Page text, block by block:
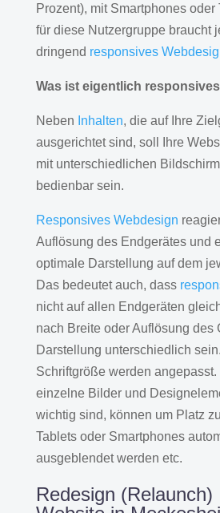
Prozent), mit Smartphones oder
für diese Nutzergruppe braucht
dringend responsives
Was ist eigentlich
Neben Inhalten, die auf Ihre
ausgerichtet sind, soll Ihre
mit unterschiedlichen
bedienbar sein.
Responsives Webdesign
Auflösung des Endgerätes und
optimale Darstellung auf dem
Das bedeutet auch, dass
nicht auf allen Endgeräten
nach Breite oder Auflösung des
Darstellung unterschiedlich
Schriftgröße werden angepasst.
einzelne Bilder und
wichtig sind, können um Platz
Tablets oder Smartphones
ausgeblendet werden etc.
Redesign (Relaunch)